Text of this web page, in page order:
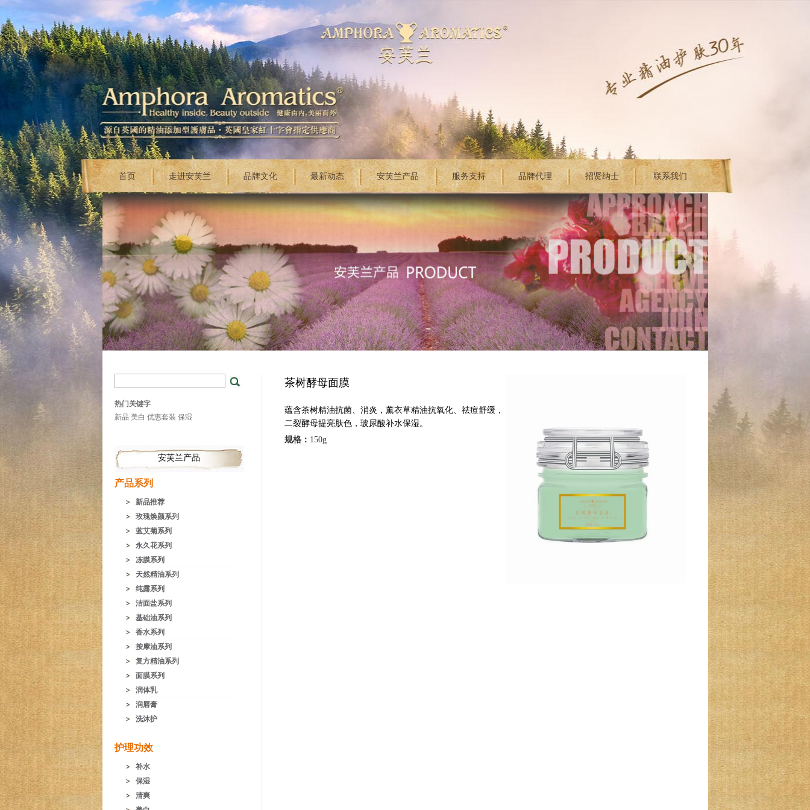
首页 走进安芙兰 品牌文化 最新动态 安芙兰产品 服务支持 品牌代理 招贤纳士 联系我们
热门关键字
新品 美白 优惠套装 保湿
安芙兰产品
产品系列
新品推荐
玫瑰焕颜系列
蓝艾菊系列
永久花系列
冻膜系列
天然精油系列
纯露系列
洁面盐系列
基础油系列
香水系列
按摩油系列
复方精油系列
面膜系列
润体乳
润唇膏
洗沐护
护理功效
补水
保湿
清爽
茶树酵母面膜
蕴含茶树精油抗菌、消炎，薰衣草精油抗氧化、祛痘舒缓，
二裂酵母提亮肤色，玻尿酸补水保湿。
规格： 150g